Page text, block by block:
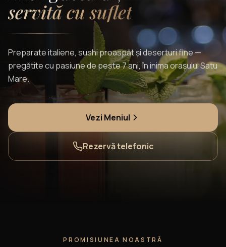
servită cu suflet
Preparate italiene, sushi proaspăt și deserturi fine —
pregătite cu pasiune de peste 7 ani, în inima orașului Satu
Mare.
Vezi Meniul
Rezervă telefonic
PROMISIUNEA NOASTRĂ